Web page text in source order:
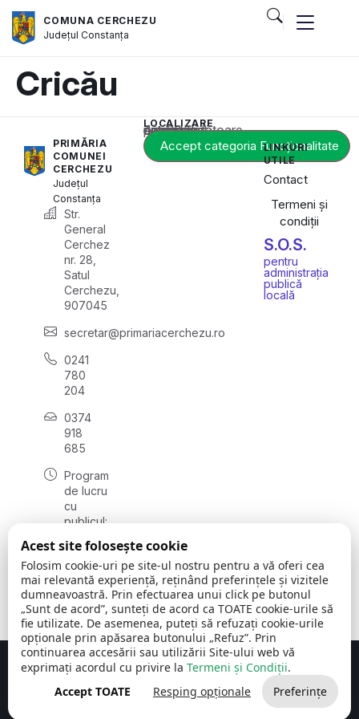
COMUNA CERCHEZU
JudețulConstanța
Cricău
PRIMĂRIA
COMUNEI
CERCHEZU
Județul
Constanța
Str.
General
Cerchez
nr. 28,
Satul
Cerchezu,
907045
secretar@primariacerchezu.ro
0241
780
204
0374
918
685
Program
de lucru
cu
publicul:
08:00 -
16:30
, vineri:
08:00 -
14:00
LOCALIZARE
Acest conținut este blocat până când acceptați categoria corespunzătoare de cookie-uri.
Accept categoria Funcționalitate
LINKURI
UTILE
Contact
Termeni și
condiții
S.O.S.
pentru
administrația
publică
locală
Comuna Cerchezu © 2026Toate drepturile rezervate
Concept realizat de Big Media Relații Publice SRL
Acest site folosește cookie
Folosim cookie-uri pe site-ul nostru pentru a vă oferi cea
mai relevantă experiență, reținând preferințele și vizitele
dumneavoastră. Prin efectuarea unui click pe butonul
„Sunt de acord”, sunteți de acord ca TOATE cookie-urile să
fie utilizate. De asemenea, puteți să refuzați cookie-urile
opționale prin apăsarea butonului „Refuz”. Prin
continuarea accesării sau utilizării Site-ului web vă
exprimați acordul cu privire la Termeni și Condiții.
Accept TOATE
Resping opționale Preferințe